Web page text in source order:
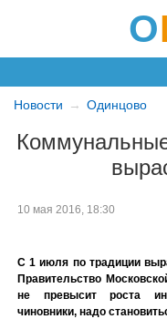
О
Новости Одинцово
10 мая 2016, 18:30
С 1 июля по традиции
Правительство
не превысит роста
чиновники, надо